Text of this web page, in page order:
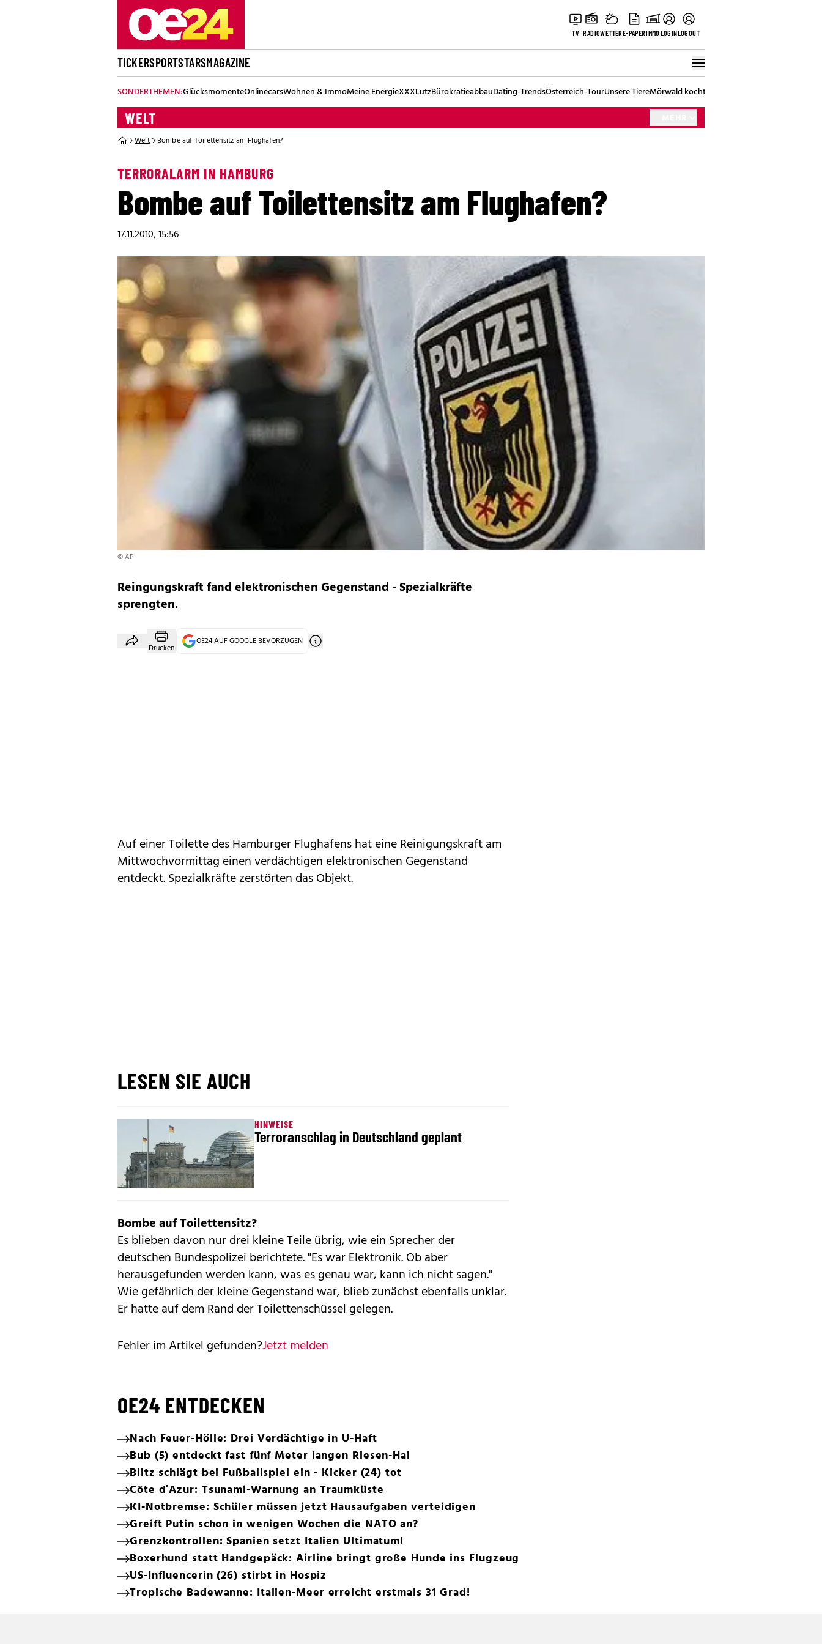
TV RADIOWETTERE-PAPERIMMOLOGINLOGOUT
TICKERSPORTSTARSMAGAZINE
SONDERTHEMEN:GlücksmomenteOnlinecarsWohnen & ImmoMeine EnergieXXXLutzBürokratieabbauDating-TrendsÖsterreich-TourUnsere TiereMörwald kocht
WELT
Welt Bombe auf Toilettensitz am Flughafen?
TERRORALARM IN HAMBURG
Bombe auf Toilettensitz am Flughafen?
17.11.2010, 15:56
© AP
Reingungskraft fand elektronischen Gegenstand - Spezialkräfte
sprengten.
Drucken
OE24 AUF GOOGLE BEVORZUGEN
Auf einer Toilette des Hamburger Flughafens hat eine Reinigungskraft am
Mittwochvormittag einen verdächtigen elektronischen Gegenstand
entdeckt. Spezialkräfte zerstörten das Objekt.
LESEN SIE AUCH
HINWEISE
Terroranschlag in Deutschland geplant
Bombe auf Toilettensitz?
Es blieben davon nur drei kleine Teile übrig, wie ein Sprecher der
deutschen Bundespolizei berichtete. "Es war Elektronik. Ob aber
herausgefunden werden kann, was es genau war, kann ich nicht sagen."
Wie gefährlich der kleine Gegenstand war, blieb zunächst ebenfalls unklar.
Er hatte auf dem Rand der Toilettenschüssel gelegen.
Fehler im Artikel gefunden?Jetzt melden
OE24 ENTDECKEN
Nach Feuer-Hölle: Drei Verdächtige in U-Haft
Bub (5) entdeckt fast fünf Meter langen Riesen-Hai
Blitz schlägt bei Fußballspiel ein - Kicker (24) tot
Côte d’Azur: Tsunami-Warnung an Traumküste
KI-Notbremse: Schüler müssen jetzt Hausaufgaben verteidigen
Greift Putin schon in wenigen Wochen die NATO an?
Grenzkontrollen: Spanien setzt Italien Ultimatum!
Boxerhund statt Handgepäck: Airline bringt große Hunde ins Flugzeug
US-Influencerin (26) stirbt in Hospiz
Tropische Badewanne: Italien-Meer erreicht erstmals 31 Grad!